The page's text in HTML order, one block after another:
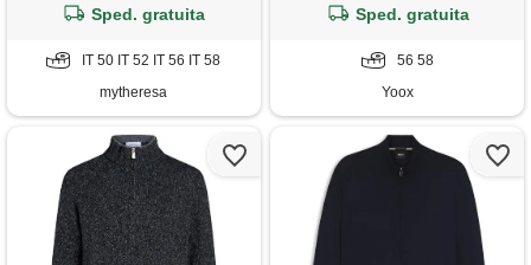
Sped. gratuita
IT 50 IT 52 IT 56 IT 58
mytheresa
Sped. gratuita
56 58
Yoox